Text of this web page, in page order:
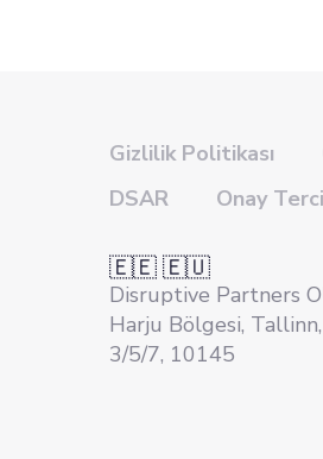
Gizlilik Politikası
DSAR
Onay
🇪🇪 🇪🇺
Disruptive Partners
Harju Bölgesi,
3/5/7, 10145